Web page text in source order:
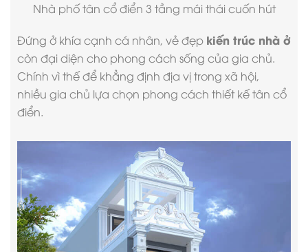
Nhà phố tân cổ điển 3 tầng mái thái cuốn hút
Đứng ở khía cạnh cá nhân, vẻ đẹp kiến trúc nhà ở
còn đại diện cho phong cách sống của gia chủ.
Chính vì thế để khẳng định địa vị trong xã hội,
nhiều gia chủ lựa chọn phong cách thiết kế tân cổ
điển.